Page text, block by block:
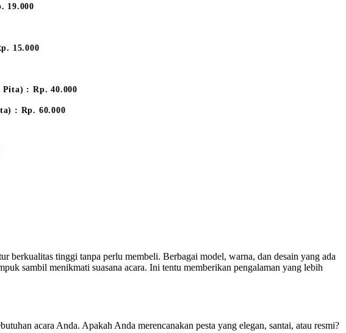
19.000
15.000
: Rp. 40.000
: Rp. 60.000
berkualitas tinggi tanpa perlu membeli. Berbagai model, warna, dan desain yang ada
sambil menikmati suasana acara. Ini tentu memberikan pengalaman yang lebih
acara Anda. Apakah Anda merencanakan pesta yang elegan, santai, atau resmi?